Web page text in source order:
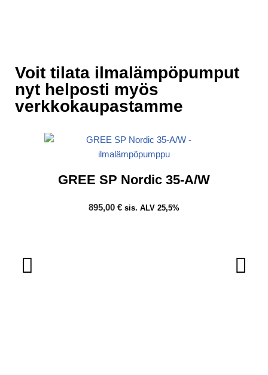
Voit tilata ilmalämpöpumput
nyt helposti myös
verkkokaupastamme
GREE SP Nordic 35-A/W
895,00 € sis. ALV 25,5%